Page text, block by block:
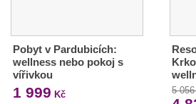
Pobyt v Pardubicích:
wellness nebo pokoj s
vířivkou
1 999 Kč 5